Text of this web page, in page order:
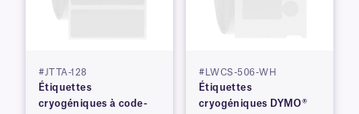
#JTTA-128
Étiquettes
cryogéniques à code-
#LWCS-506-WH
Étiquettes
cryogéniques DYMO®